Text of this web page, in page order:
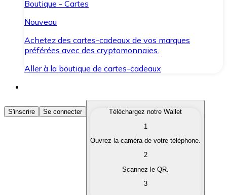
Boutique - Cartes
Nouveau
Achetez des cartes-cadeaux de vos marques
préférées avec des cryptomonnaies.
Aller à la boutique de cartes-cadeaux
Acheter des Cryptomonnaies
Achetez les cryptomonnaies qui vous intéressent
Convertissez vos cryptomonnaies en monnaie
S'inscrire Se connecter
Téléchargez notre Wallet
1
Ouvrez la caméra de votre téléphone.
2
Scannez le QR.
3